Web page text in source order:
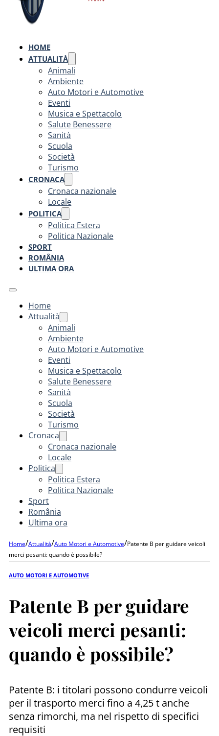
HOME
ATTUALITÀ
Animali
Ambiente
Auto Motori e Automotive
Eventi
Musica e Spettacolo
Salute Benessere
Sanità
Scuola
Società
Turismo
CRONACA
Cronaca nazionale
Locale
POLITICA
Politica Estera
Politica Nazionale
SPORT
ROMÂNIA
ULTIMA ORA
Home
Attualità
Animali
Ambiente
Auto Motori e Automotive
Eventi
Musica e Spettacolo
Salute Benessere
Sanità
Scuola
Società
Turismo
Cronaca
Cronaca nazionale
Locale
Politica
Politica Estera
Politica Nazionale
Sport
România
Ultima ora
Home/Attualità/Auto Motori e Automotive/Patente B per guidare veicoli
merci pesanti: quando è possibile?
AUTO MOTORI E AUTOMOTIVE
Patente B per guidare
veicoli merci pesanti:
quando è possibile?
Patente B: i titolari possono condurre veicoli
per il trasporto merci fino a 4,25 t anche
senza rimorchi, ma nel rispetto di specifici
requisiti